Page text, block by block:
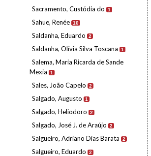
Sacramento, Custódia do 1
Sahue, Renée 10
Saldanha, Eduardo 2
Saldanha, Olívia Silva Toscana 1
Salema, Maria Ricarda de Sande
Mexia
1
Sales, João Capelo 2
Salgado, Augusto 1
Salgado, Heliodoro 2
Salgado, José J. de Araújo 2
Salgueiro, Adriano Dias Barata 2
Salgueiro, Eduardo 2